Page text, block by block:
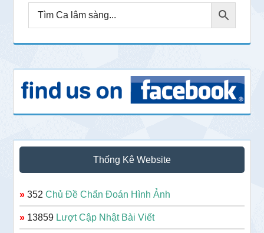
Thống Kê Website
» 352Chủ Đề Chẩn Đoán Hình Ảnh
» 13859 Lượt Cập Nhật Bài Viết